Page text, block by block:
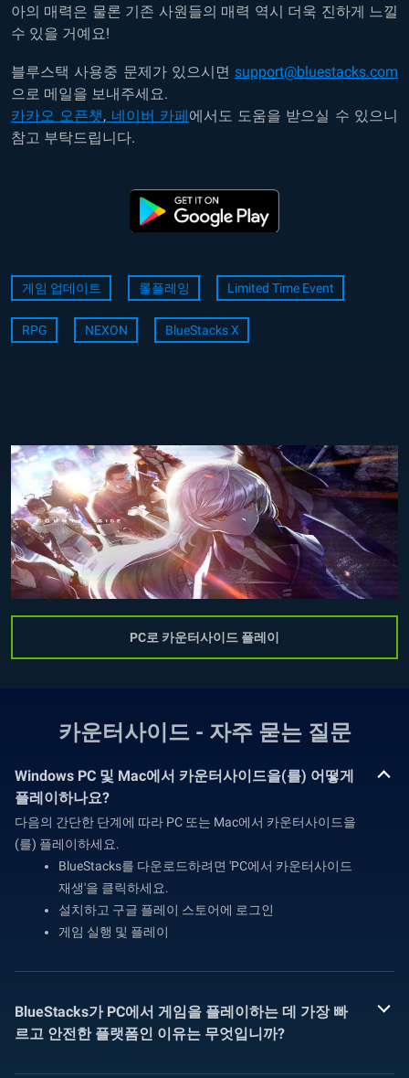
아의 매력은 물론 기존 사원들의 매력 역시 더욱 진하게 느낄
수 있을 거예요!
블루스택 사용중 문제가 있으시면 support@bluestacks.com
으로 메일을 보내주세요.
카카오 오픈챗, 네이버 카페 에서도 도움을 받으실 수 있으니
참고 부탁드립니다.
게임 업데이트 롤플레잉 Limited Time Event
RPG NEXON BlueStacks X
PC로 카운터사이드 플레이
카운터사이드 - 자주 묻는 질문
Windows PC 및 Mac에서 카운터사이드을(를) 어떻게
플레이하나요?
다음의 간단한 단계에 따라 PC 또는 Mac에서 카운터사이드을
(를) 플레이하세요.
BlueStacks를 다운로드하려면 'PC에서 카운터사이드
재생'을 클릭하세요.
설치하고 구글 플레이 스토어에 로그인
게임 실행 및 플레이
BlueStacks가 PC에서 게임을 플레이하는 데 가장 빠
르고 안전한 플랫폼인 이유는 무엇입니까?